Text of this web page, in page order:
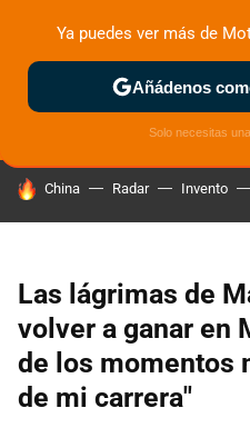
ZONA DE PRUEBAS
HOY SE HABLA DE
China Radar Invento
Las lágrimas de
volver a ganar en
de los momentos
de mi carrera"
Ya puedes ver más de
Añádenos
Solo necesitas